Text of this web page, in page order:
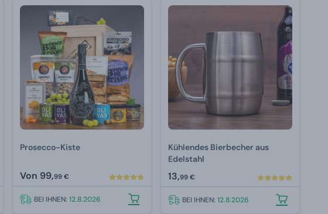
Prosecco-Kiste
Von 99,99 €
BEI IHNEN:12.8.2026
Kühlendes Bierbecher aus
Edelstahl
13,99 €
BEI IHNEN:12.8.2026